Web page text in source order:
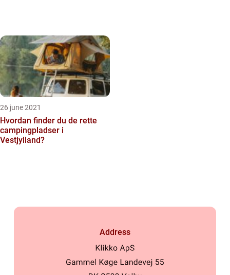
26 june 2021
Hvordan finder du de rette
campingpladser i
Vestjylland?
Address